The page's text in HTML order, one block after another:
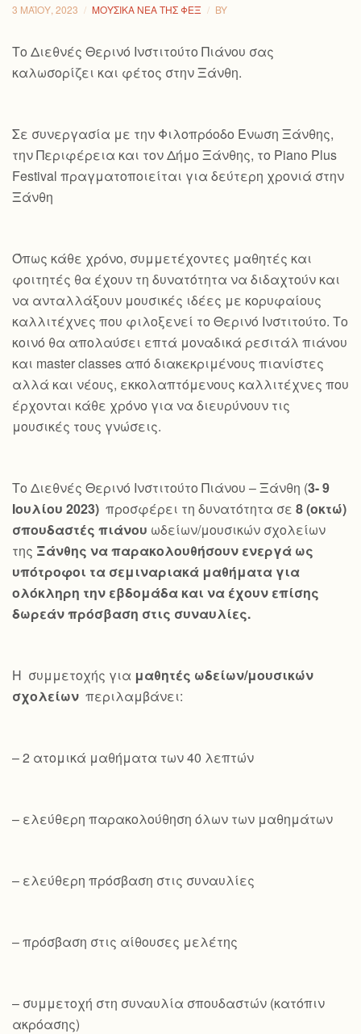
3 ΜΑΪ́ΟΥ, 2023 ΜΟΥΣΙΚΆ ΝΈΑ ΤΗΣ ΦΕΞ BY
Το Διεθνές Θερινό Ινστιτούτο Πιάνου σας
καλωσορίζει και φέτος στην Ξάνθη.
Σε συνεργασία με την Φιλοπρόοδο Ένωση Ξάνθης,
την Περιφέρεια και τον Δήμο Ξάνθης, το Piano Plus
Festival πραγματοποιείται για δεύτερη χρονιά στην
Ξάνθη
Όπως κάθε χρόνο, συμμετέχοντες μαθητές και
φοιτητές θα έχουν τη δυνατότητα να διδαχτούν και
να ανταλλάξουν μουσικές ιδέες με κορυφαίους
καλλιτέχνες που φιλοξενεί το Θερινό Ινστιτούτο. Το
κοινό θα απολαύσει επτά μοναδικά ρεσιτάλ πιάνου
και master classes από διακεκριμένους πιανίστες
αλλά και νέους, εκκολαπτόμενους καλλιτέχνες που
έρχονται κάθε χρόνο για να διευρύνουν τις
μουσικές τους γνώσεις.
Το Διεθνές Θερινό Ινστιτούτο Πιάνου – Ξάνθη (3- 9
Ιουλίου 2023) προσφέρει τη δυνατότητα σε 8 (οκτώ)
σπουδαστές πιάνου ωδείων/μουσικών σχολείων
της Ξάνθης να παρακολουθήσουν ενεργά ως
υπότροφοι τα σεμιναριακά μαθήματα για
ολόκληρη την εβδομάδα και να έχουν επίσης
δωρεάν πρόσβαση στις συναυλίες.
Η συμμετοχής για μαθητές ωδείων/μουσικών
σχολείων περιλαμβάνει:
– 2 ατομικά μαθήματα των 40 λεπτών
– ελεύθερη παρακολούθηση όλων των μαθημάτων
– ελεύθερη πρόσβαση στις συναυλίες
– πρόσβαση στις αίθουσες μελέτης
– συμμετοχή στη συναυλία σπουδαστών (κατόπιν
ακρόασης)